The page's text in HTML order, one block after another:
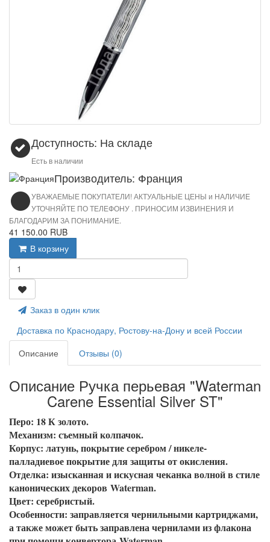
Доступность: На складе
Есть в наличии
Производитель: Франция
УВАЖАЕМЫЕ ПОКУПАТЕЛИ! АКТУАЛЬНЫЕ ЦЕНЫ и НАЛИЧИЕ
УТОЧНЯЙТЕ ПО ТЕЛЕФОНУ . ПРИНОСИМ ИЗВИНЕНИЯ И
БЛАГОДАРИМ ЗА ПОНИМАНИЕ.
41 150.00 RUB
В корзину
Заказ в один клик
Доставка по Краснодару, Ростову-на-Дону и всей России
Описание
Отзывы (0)
Описание Ручка перьевая "Waterman
Carene Essential Silver ST"
Перо: 18 К золото.
Механизм: съемный колпачок.
Корпус: латунь, покрытие серебром / никеле-
палладиевое покрытие для защиты от окисления.
Отделка: изысканная и искусная чеканка волной в стиле
канонических декоров Waterman.
Цвет: серебристый.
Особенности: заправляется чернильными картриджами,
а также может быть заправлена чернилами из флакона